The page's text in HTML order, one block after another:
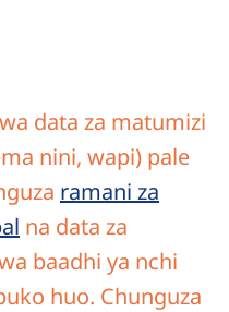
data za matumizi
nini, wapi) pale
ramani za
na data za
baadhi ya nchi
huo. Chunguza